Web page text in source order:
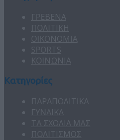
ΓΡΕΒΕΝΑ
ΠΟΛΙΤΙΚΗ
ΟΙΚΟΝΟΜΙΑ
SPORTS
ΚΟΙΝΩΝΙΑ
Κατηγορίες
ΠΑΡΑΠΟΛΙΤΙΚΑ
ΓΥΝΑΙΚΑ
ΤΑ ΣΧΟΛΙΑ ΜΑΣ
ΠΟΛΙΤΙΣΜΟΣ